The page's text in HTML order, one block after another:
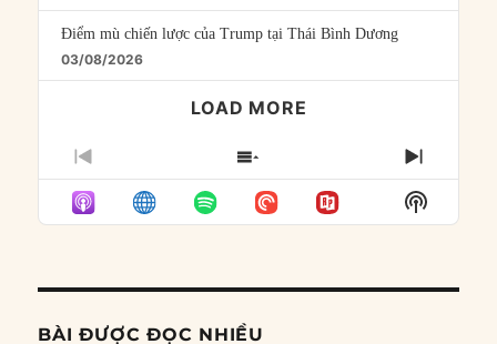
Điểm mù chiến lược của Trump tại Thái Bình Dương
03/08/2026
LOAD MORE
PREVIOUS
EPISODE
SHOW
EPISODES
LIST
NEXT
Show
Podcast
BÀI ĐƯỢC ĐỌC NHIỀU